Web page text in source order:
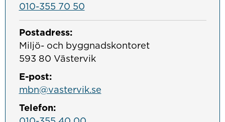
010-355 70 50
Postadress:
Miljö- och byggnadskontoret
593 80 Västervik
E-post:
mbn@vastervik.se
Telefon: